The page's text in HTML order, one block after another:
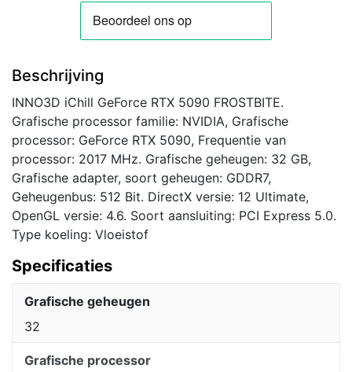
Beschrijving
INNO3D iChill GeForce RTX 5090 FROSTBITE.
Grafische processor familie: NVIDIA, Grafische
processor: GeForce RTX 5090, Frequentie van
processor: 2017 MHz. Grafische geheugen: 32 GB,
Grafische adapter, soort geheugen: GDDR7,
Geheugenbus: 512 Bit. DirectX versie: 12 Ultimate,
OpenGL versie: 4.6. Soort aansluiting: PCI Express 5.0.
Type koeling: Vloeistof
Specificaties
Grafische geheugen
32
Grafische processor